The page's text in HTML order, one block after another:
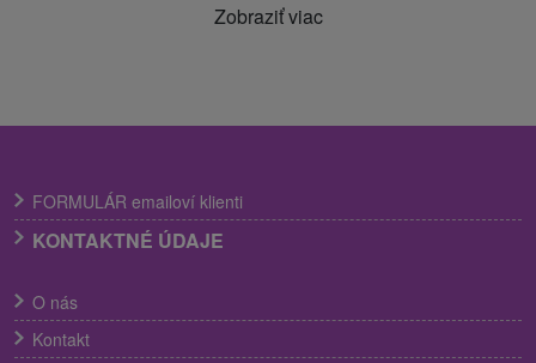
Zobraziť viac
FORMULÁR emailoví klienti
KONTAKTNÉ ÚDAJE
O nás
Kontakt